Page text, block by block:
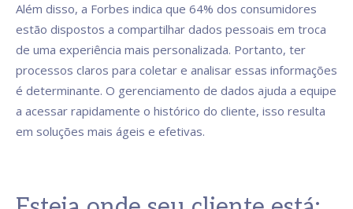
Além disso, a Forbes indica que 64% dos consumidores
estão dispostos a compartilhar dados pessoais em troca
de uma experiência mais personalizada. Portanto, ter
processos claros para coletar e analisar essas informações
é determinante. O gerenciamento de dados ajuda a equipe
a acessar rapidamente o histórico do cliente, isso resulta
em soluções mais ágeis e efetivas.